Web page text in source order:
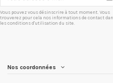
Vous pouvez vous désinscrire à tout moment. Vous
trouverez pour cela nos informations de contact
les conditions d'utilisation du site.
Nos coordonnées